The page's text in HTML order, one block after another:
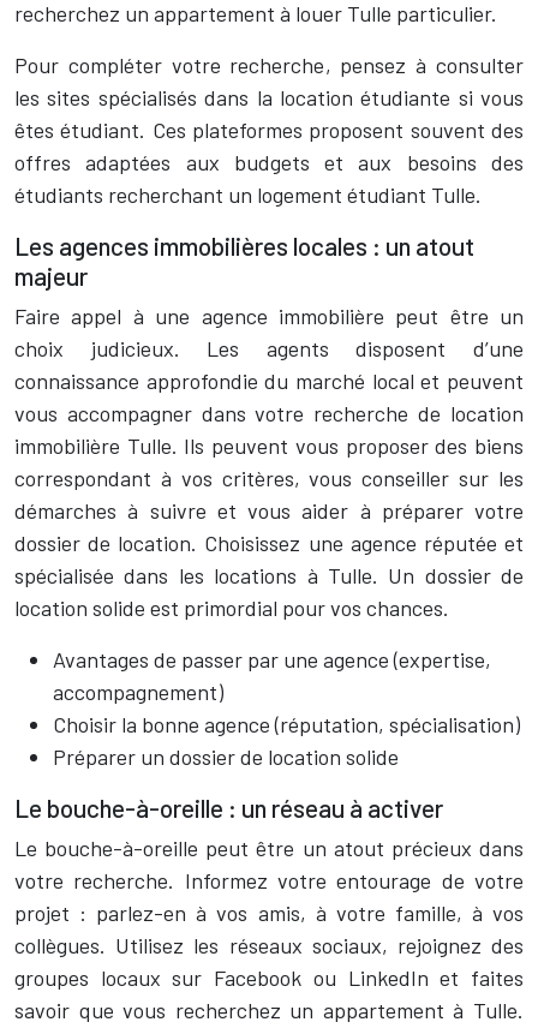
recherchez un appartement à louer Tulle particulier.
Pour compléter votre recherche, pensez à consulter
les sites spécialisés dans la location étudiante si vous
êtes étudiant. Ces plateformes proposent souvent des
offres adaptées aux budgets et aux besoins des
étudiants recherchant un logement étudiant Tulle.
Les agences immobilières locales : un atout
majeur
Faire appel à une agence immobilière peut être un
choix judicieux. Les agents disposent d’une
connaissance approfondie du marché local et peuvent
vous accompagner dans votre recherche de location
immobilière Tulle. Ils peuvent vous proposer des biens
correspondant à vos critères, vous conseiller sur les
démarches à suivre et vous aider à préparer votre
dossier de location. Choisissez une agence réputée et
spécialisée dans les locations à Tulle. Un dossier de
location solide est primordial pour vos chances.
Avantages de passer par une agence (expertise,
accompagnement)
Choisir la bonne agence (réputation, spécialisation)
Préparer un dossier de location solide
Le bouche-à-oreille : un réseau à activer
Le bouche-à-oreille peut être un atout précieux dans
votre recherche. Informez votre entourage de votre
projet : parlez-en à vos amis, à votre famille, à vos
collègues. Utilisez les réseaux sociaux, rejoignez des
groupes locaux sur Facebook ou LinkedIn et faites
savoir que vous recherchez un appartement à Tulle.